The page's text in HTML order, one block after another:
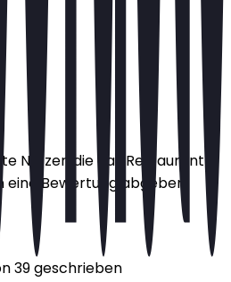
Nutzer, die das Restaurant
eine Bewertung abgeben.
39 geschrieben